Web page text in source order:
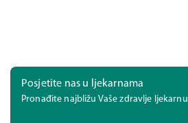
Posjetite nas u ljekarnama
Pronađite najbližu Vaše zdravlje ljekarnu